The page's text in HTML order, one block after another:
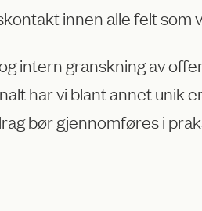
innen alle felt
intern granskning av
har vi blant annet unik
bør gjennomføres i